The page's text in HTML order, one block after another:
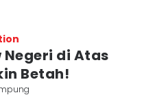
di Atas
Betah!